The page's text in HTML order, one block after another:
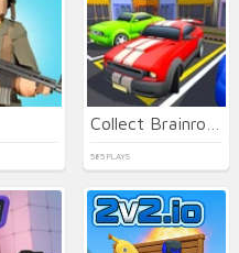
585 PLAYS